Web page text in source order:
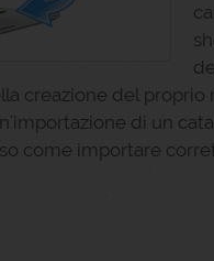
creazione del proprio
di un
come importare